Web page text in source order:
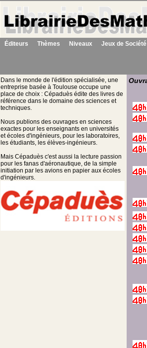
Éditeurs Thèmes Niveaux Jeux de Société
Dans le monde de l'édition spécialisée, une
entreprise basée à Toulouse occupe une
place de choix : Cépaduès édite des livres de
référence dans le domaine des sciences et
techniques.
Nous publions des ouvrages en sciences
exactes pour les enseignants en universités
et écoles d'ingénieurs, pour les laboratoires,
les étudiants, les élèves-ingénieurs.
Mais Cépaduès c'est aussi la lecture passion
pour les fanas d'aéronautique, de la simple
initiation par les avions en papier aux écoles
d'ingénieurs.